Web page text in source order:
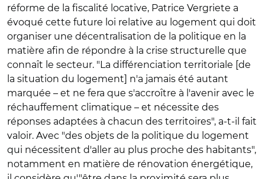
réforme de la fiscalité locative, Patrice Vergriete a
évoqué cette future loi relative au logement qui doit
organiser une décentralisation de la politique en la
matière afin de répondre à la crise structurelle que
connaît le secteur. "La différenciation territoriale [de
la situation du logement] n'a jamais été autant
marquée – et ne fera que s'accroître à l'avenir avec le
réchauffement climatique – et nécessite des
réponses adaptées à chacun des territoires", a-t-il fait
valoir. Avec "des objets de la politique du logement
qui nécessitent d'aller au plus proche des habitants",
notamment en matière de rénovation énergétique,